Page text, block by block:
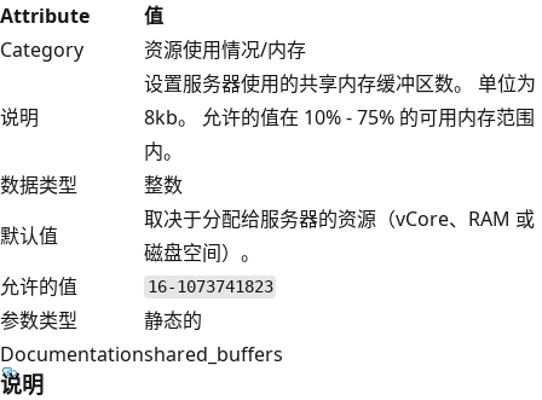
Attribute
值
Category
资源使用情况/内存
说明
设置服务器使用的共享内存缓冲区数。 单位为
8kb。 允许的值在 10% - 75% 的可用内存范围
内。
数据类型
整数
默认值
取决于分配给服务器的资源（vCore、RAM 或
磁盘空间）。
允许的值
16-1073741823
参数类型
静态的
Documentationshared_buffers
说明